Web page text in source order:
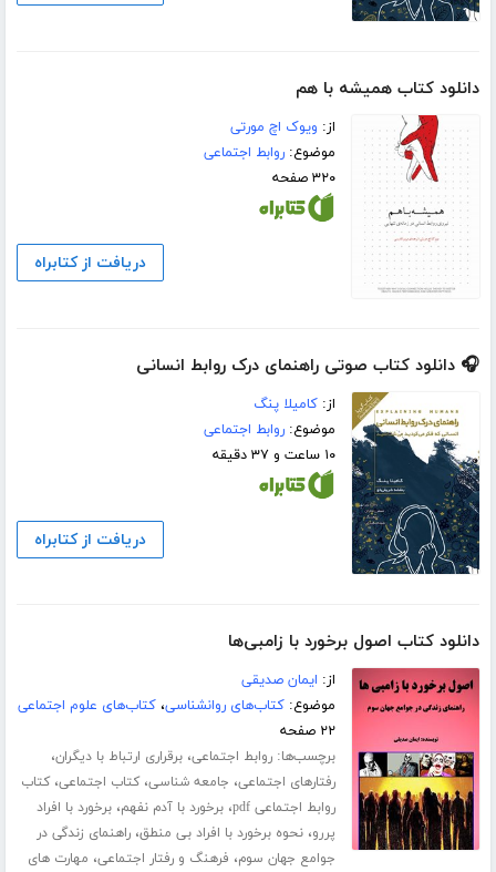
دانلود کتاب همیشه با هم
از: ویوک اچ مورتی
موضوع:روابط اجتماعی
۳۲۰ صفحه
دریافت از کتابراه
🎧 دانلود کتاب صوتی راهنمای درک روابط انسانی
از:کامیلا پنگ
موضوع:روابط اجتماعی
۱۰ ساعت و ۳۷ دقیقه
دریافت از کتابراه
دانلود کتاب اصول برخورد با زامبی‌ها
از: ایمان صدیقی
موضوع:کتاب‌های روانشناسی،کتاب‌های علوم اجتماعی
۲۲ صفحه
برچسب‌ها:روابط اجتماعی،برقراری ارتباط با دیگران،
رفتارهای اجتماعی، جامعه شناسی،کتاب اجتماعی،کتاب
روابط اجتماعی pdf
،برخورد با آدم نفهم،برخورد با افراد
پررو،نحوه برخورد با افراد بی منطق،راهنمای زندگی در
جوامع جهان سوم، فرهنگ و رفتار اجتماعی، مهارت های